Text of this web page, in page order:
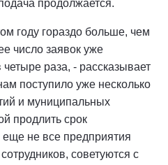
продолжается.
году гораздо больше, чем
число заявок уже
раза, - рассказывает
поступило уже несколько
и муниципальных
продлить срок
еще не все предприятия
советуются с